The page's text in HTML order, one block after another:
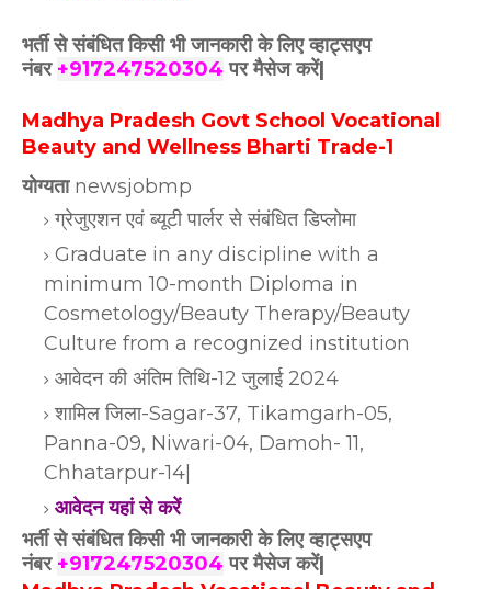
भर्ती से संबंधित किसी भी जानकारी के लिए व्हाट्सएप
नंबर +917247520304 पर मैसेज करें|
Madhya Pradesh Govt School Vocational
Beauty and Wellness Bharti Trade-1
योग्यताnewsjobmp
ग्रेजुएशन एवं ब्यूटी पार्लर से संबंधित डिप्लोमा
Graduate in any discipline with a
minimum 10-month Diploma in
Cosmetology/Beauty Therapy/Beauty
Culture from a recognized institution
आवेदन की अंतिम तिथि-12 जुलाई 2024
शामिल जिला-Sagar-37, Tikamgarh-05,
Panna-09, Niwari-04, Damoh- 11,
Chhatarpur-14|
आवेदन यहां से करें
भर्ती से संबंधित किसी भी जानकारी के लिए व्हाट्सएप
नंबर +917247520304 पर मैसेज करें|